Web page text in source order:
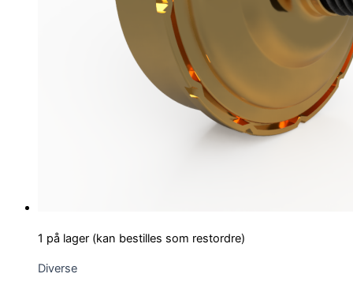
1 på lager (kan bestilles som restordre)
Diverse